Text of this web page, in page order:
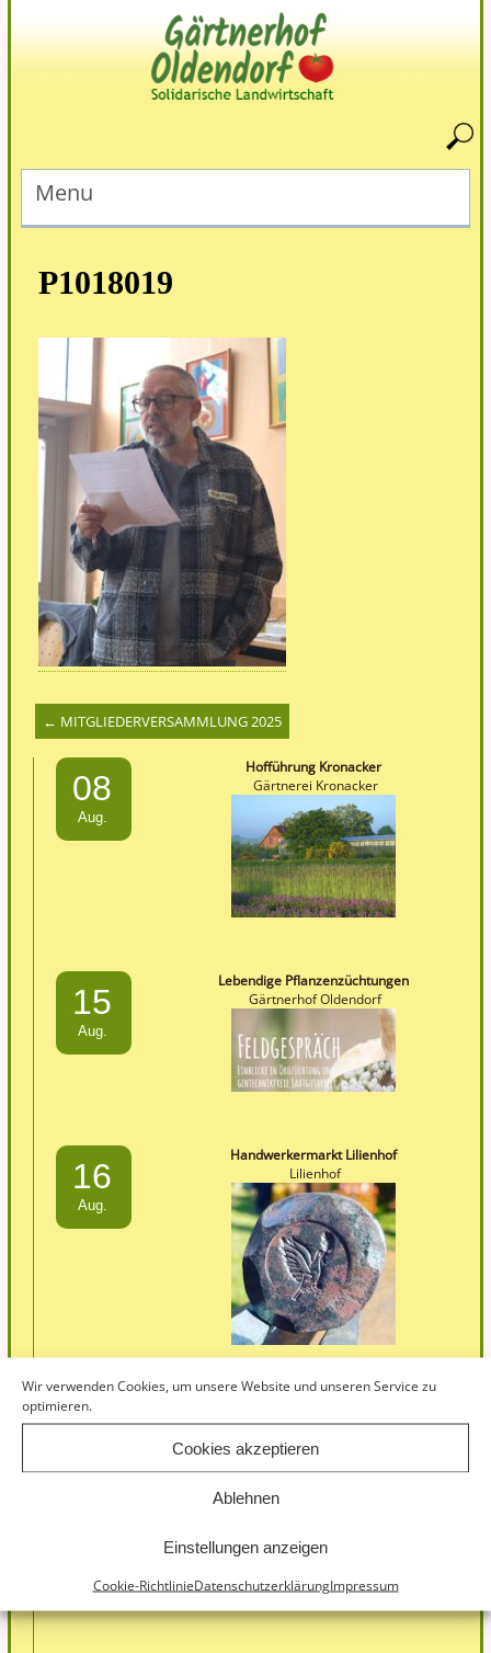
Wir verwenden Cookies, um unsere Website und unseren Service zu
optimieren.
Cookies akzeptieren
Ablehnen
Einstellungen anzeigen
Cookie-RichtlinieDatenschutzerklärungImpressum
Menu
P1018019
← MITGLIEDERVERSAMMLUNG 2025
08
Aug.
Hofführung Kronacker
Gärtnerei Kronacker
15
Aug.
Lebendige Pflanzenzüchtungen
Gärtnerhof Oldendorf
16
Aug.
Handwerkermarkt Lilienhof
Lilienhof
30
Lebenshof Lunetal